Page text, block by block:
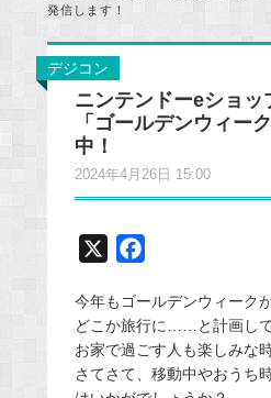
発信します！
デジコン
ニンテンドーeショッ
「ゴールデンウィー
中！
2024年4月26日 15:00
c
e
b
o
今年もゴールデンウィーク
どこか旅行に……と計画し
お家で過ごす人も楽しみな
さてさて、移動中やおうち